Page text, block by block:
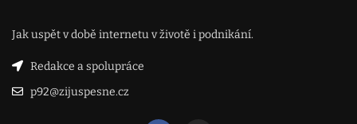
Jak uspět v době internetu v životě i podnikání.
Redakce a spolupráce
p92@zijuspesne.cz